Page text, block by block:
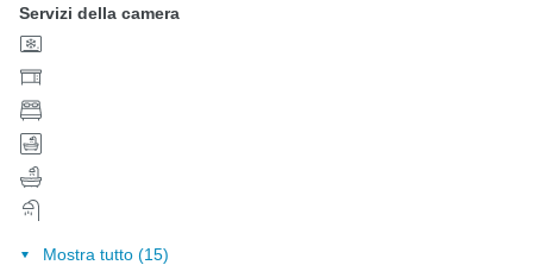
Servizi della camera
Mostra tutto (15)